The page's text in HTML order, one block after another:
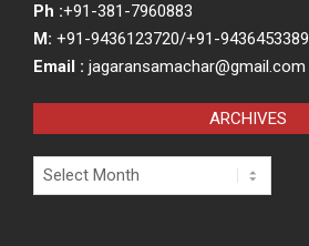
Ph :+91-381-7960883
M: +91-9436123720/+91-9436453389
Email : jagaransamachar@gmail.com
ARCHIVES
Archives